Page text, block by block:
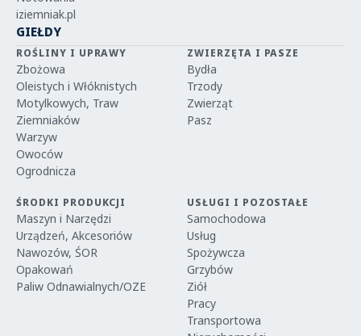
iziemniak.pl
GIEŁDY
ROŚLINY I UPRAWY
Zbożowa
Oleistych i Włóknistych
Motylkowych, Traw
Ziemniaków
Warzyw
Owoców
Ogrodnicza
ZWIERZĘTA I PASZE
Bydła
Trzody
Zwierząt
Pasz
ŚRODKI PRODUKCJI
Maszyn i Narzędzi
Urządzeń, Akcesoriów
Nawozów, ŚOR
Opakowań
Paliw Odnawialnych/OZE
USŁUGI I POZOSTAŁE
Samochodowa
Usług
Spożywcza
Grzybów
Ziół
Pracy
Transportowa